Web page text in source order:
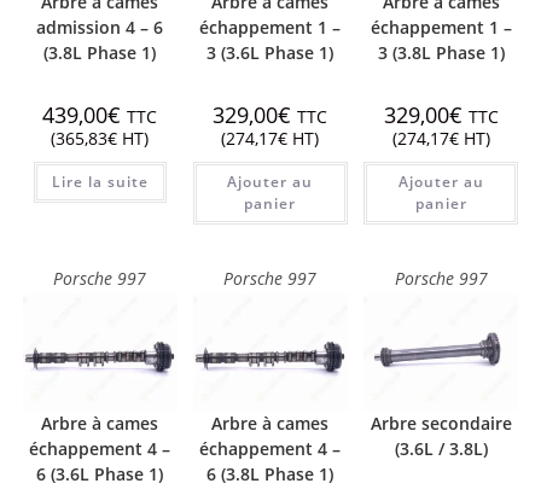
admission 4 – 6
(3.8L Phase 1)
439,00€ TTC
(365,83€ HT)
Lire la suite
échappement 1 –
3 (3.6L Phase 1)
329,00€ TTC
(274,17€ HT)
Ajouter au
panier
échappement 1 –
3 (3.8L Phase 1)
329,00€ TTC
(274,17€HT)
Ajouter au
panier
Porsche 997
Arbre à cames
échappement 4 –
6 (3.6L Phase 1)
Porsche 997
Arbre à cames
échappement 4 –
6 (3.8L Phase 1)
Porsche 997
Arbre secondaire
(3.6L / 3.8L)